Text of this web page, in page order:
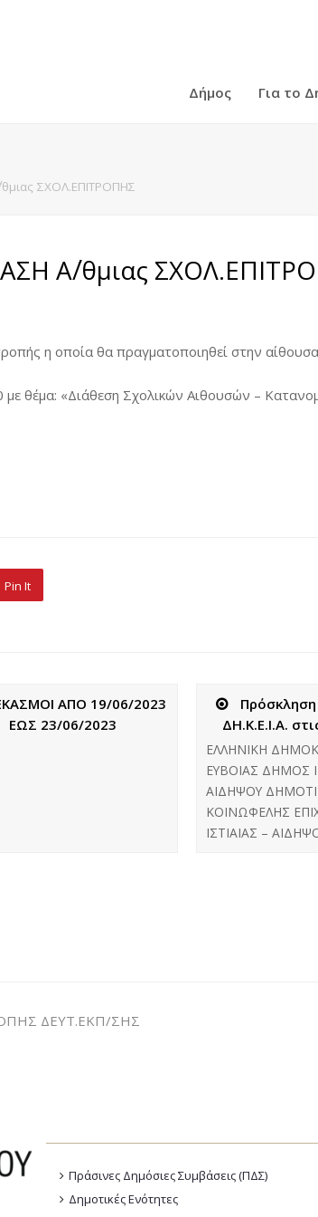
Δήμος Για το
ΣΧΟΛ.ΕΠΙΤΡΟΠΗΣ
Α΄/θμιας
η οποία θα πραγματοποιηθεί στην
θέμα: «Διάθεση Σχολικών Αιθουσών –
Pin It
ΑΠΟ 19/06/2023
ΕΩΣ 23/06/2023
ΔΗ.Κ.Ε.Ι.Α.
ΕΛΛΗΝΙΚΗ
ΕΥΒΟΙΑΣ ΔΗΜΟΣ
ΑΙΔΗΨΟΥ
ΚΟΙΝΩΦΕΛΗΣ
ΙΣΤΙΑΙΑΣ –
ΔΕΥΤ.ΕΚΠ/ΣΗΣ
Πράσινες Δημόσιες Συμβάσεις (ΠΔΣ)
Δημοτικές Ενότητες